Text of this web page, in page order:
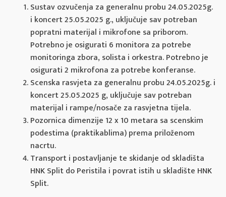
Sustav ozvučenja za generalnu probu 24.05.2025g.
i koncert 25.05.2025 g., uključuje sav potreban
popratni materijal i mikrofone sa priborom.
Potrebno je osigurati 6 monitora za potrebe
monitoringa zbora, solista i orkestra. Potrebno je
osigurati 2 mikrofona za potrebe konferanse.
Scenska rasvjeta za generalnu probu 24.05.2025g. i
koncert 25.05.2025 g, uključuje sav potreban
materijal i rampe/nosače za rasvjetna tijela.
Pozornica dimenzije 12 x 10 metara sa scenskim
podestima (praktikablima) prema priloženom
nacrtu.
Transport i postavljanje te skidanje od skladišta
HNK Split do Peristila i povrat istih u skladište HNK
Split.